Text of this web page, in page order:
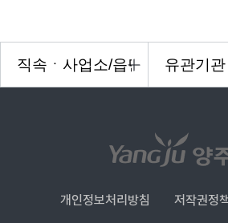
개인정보처리방침 저작권정